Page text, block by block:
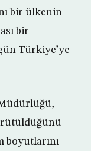
bir ülkenin
bir
Türkiye’ye
boyutlarını